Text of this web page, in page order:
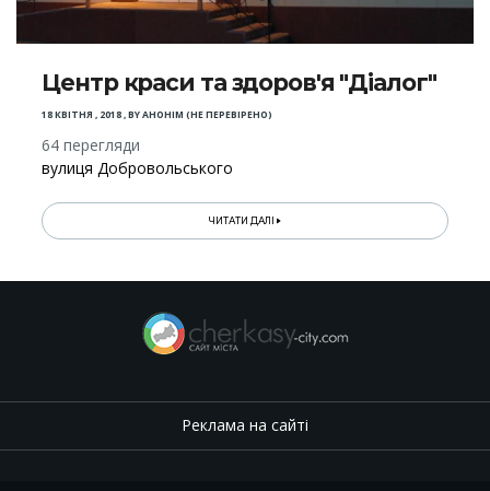
Центр краси та здоров'я "Діалог"
18 КВІТНЯ , 2018,BYАНОНІМ (НЕ ПЕРЕВІРЕНО)
64 перегляди
вулиця Добровольського
ЧИТАТИ ДАЛІ
Реклама на сайті